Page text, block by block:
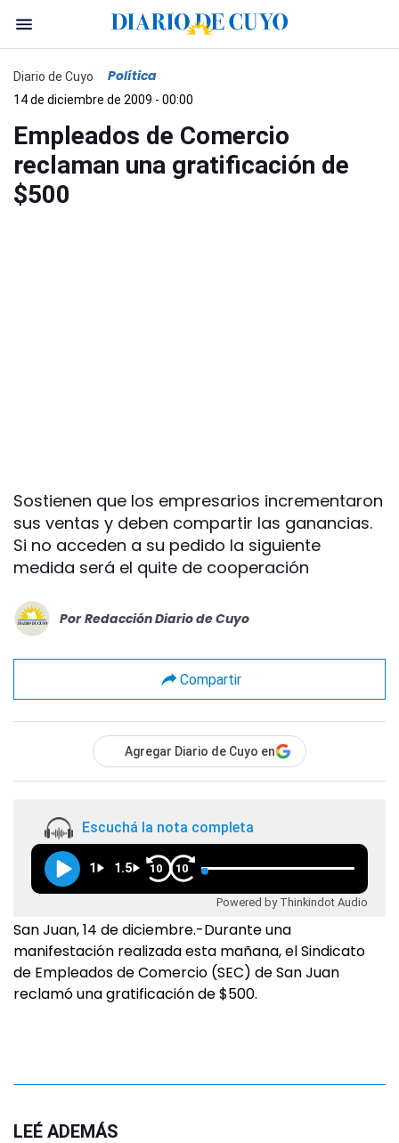
Diario de Cuyo Política
14 de diciembre de 2009 - 00:00
Empleados de Comercio
reclaman una gratificación de
$500
Sostienen que los empresarios incrementaron
sus ventas y deben compartir las ganancias.
Si no acceden a su pedido la siguiente
medida será el quite de cooperación
Por Redacción Diario de Cuyo
Compartir
Agregar Diario de Cuyo en
Escuchá la nota completa
1 1.5 10 10
Powered by Thinkindot Audio
San Juan, 14 de diciembre.-Durante una
manifestación realizada esta mañana, el Sindicato
de Empleados de Comercio (SEC) de San Juan
reclamó una gratificación de $500.
LEÉ ADEMÁS